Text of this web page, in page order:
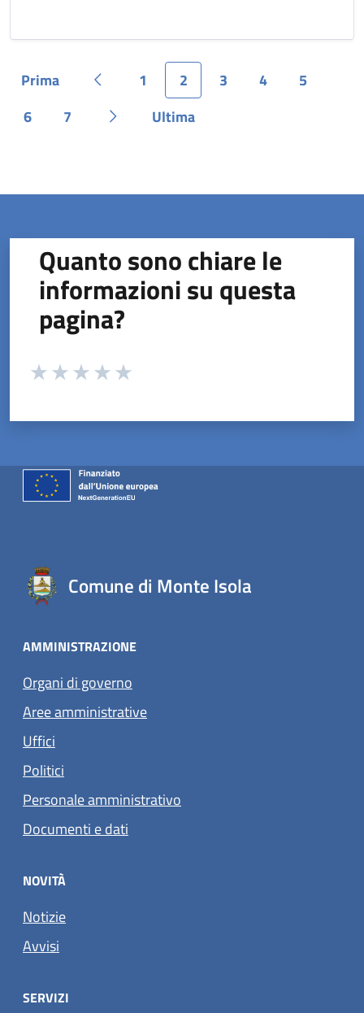
Pagina
Prima Pagina precedente
Pagina
1 Pagina
2 Pagina
3 Pagina
4 Pagina
5
Pagina
6 Pagina
7 Pagina successiva
Pagina
Ultima
Quanto sono chiare le
informazioni su questa
pagina?
Valuta da 1 a 5 stelle la pagina
Comune di Monte Isola
AMMINISTRAZIONE
Organi di governo
Aree amministrative
Uffici
Politici
Personale amministrativo
Documenti e dati
NOVITÀ
Notizie
Avvisi
SERVIZI